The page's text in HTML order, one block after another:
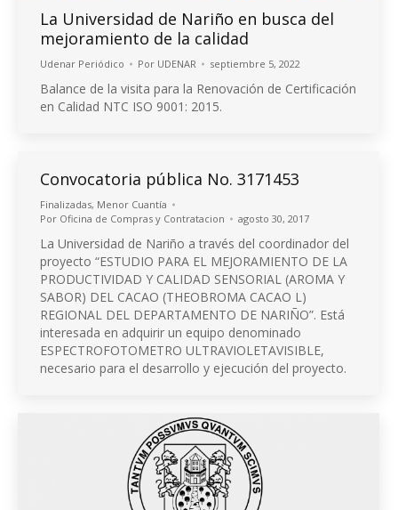
La Universidad de Nariño en busca del
mejoramiento de la calidad
Udenar Periódico Por UDENAR septiembre 5, 2022
Balance de la visita para la Renovación de Certificación
en Calidad NTC ISO 9001: 2015.
Convocatoria pública No. 3171453
Finalizadas, Menor Cuantía
Por Oficina de Compras y Contratacion agosto 30, 2017
La Universidad de Nariño a través del coordinador del
proyecto “ESTUDIO PARA EL MEJORAMIENTO DE LA
PRODUCTIVIDAD Y CALIDAD SENSORIAL (AROMA Y
SABOR) DEL CACAO (THEOBROMA CACAO L)
REGIONAL DEL DEPARTAMENTO DE NARIÑO”. Está
interesada en adquirir un equipo denominado
ESPECTROFOTOMETRO ULTRAVIOLETAVISIBLE,
necesario para el desarrollo y ejecución del proyecto.